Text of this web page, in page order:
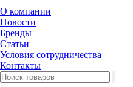
О компании
Новости
Бренды
Статьи
Условия сотрудничества
Контакты